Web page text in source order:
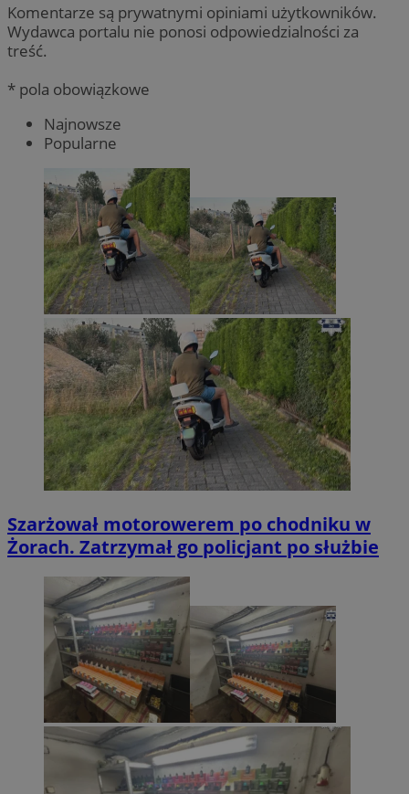
Komentarze są prywatnymi opiniami użytkowników.
Wydawca portalu nie ponosi odpowiedzialności za
treść.
* pola obowiązkowe
Najnowsze
Popularne
Szarżował motorowerem po chodniku w
Żorach. Zatrzymał go policjant po służbie